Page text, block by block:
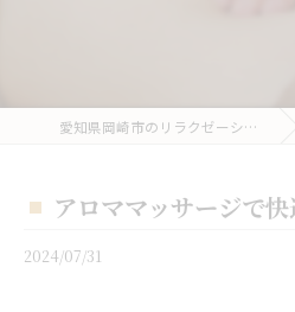
愛知県岡崎市のリラクゼーションならMUCHA SUERTE
アロママッサージで
2024/07/31